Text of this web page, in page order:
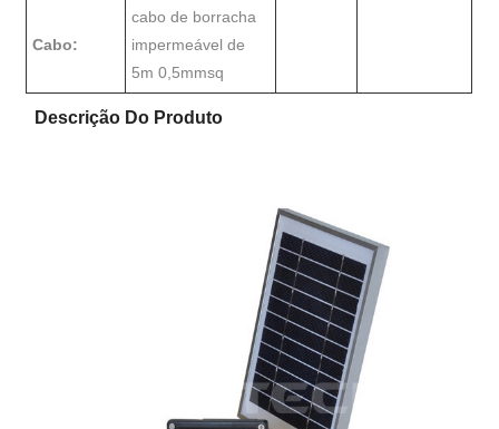
Cabo:
cabo de borracha
impermeável de
5m 0,5mmsq
Descrição Do Produto